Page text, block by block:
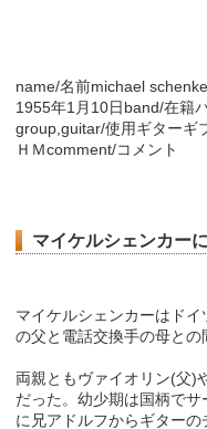
name/名前michael
1955年1月10日band/在籍
group,guitar/使用ギターギ
ＨＭcomment/コメント
マイケルシェンカー
マイケルシェンカーはド
の父と電話交換手の母と
両親ともヴァイオリン(父)
だった。幼少期は国柄で
に兄アドルフからギター